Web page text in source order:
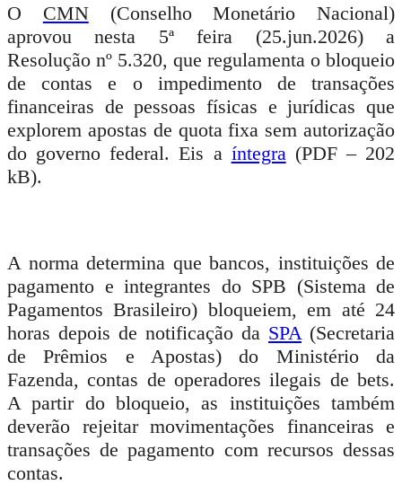
O CMN(Conselho Monetário Nacional)
aprovou nesta 5ª feira (25.jun.2026) a
Resolução nº 5.320, que regulamenta o bloqueio
de contas e o impedimento de transações
financeiras de pessoas físicas e jurídicas que
explorem apostas de quota fixa sem autorização
do governo federal. Eis a íntegra (PDF – 202
kB).
A norma determina que bancos, instituições de
pagamento e integrantes do SPB (Sistema de
Pagamentos Brasileiro) bloqueiem, em até 24
horas depois de notificação da SPA (Secretaria
de Prêmios e Apostas) do Ministério da
Fazenda, contas de operadores ilegais de bets.
A partir do bloqueio, as instituições também
deverão rejeitar movimentações financeiras e
transações de pagamento com recursos dessas
contas.